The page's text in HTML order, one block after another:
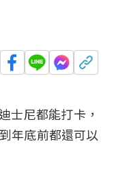
士尼都能打卡，
年底前都還可以